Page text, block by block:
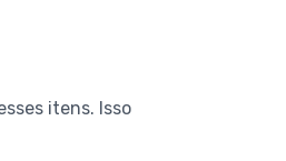
itens. Isso